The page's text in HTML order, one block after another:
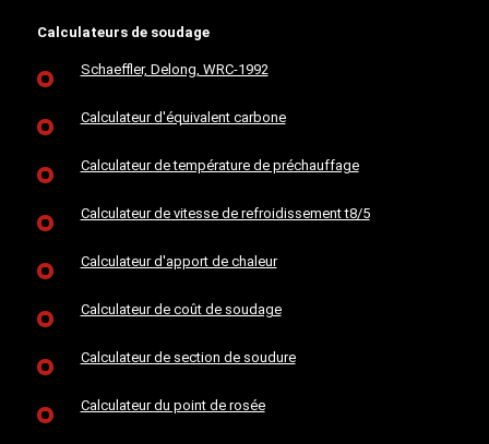
Calculateurs de soudage
Schaeffler, Delong, WRC-1992
Calculateur d'équivalent carbone
Calculateur de température de préchauffage
Calculateur de vitesse de refroidissement t8/5
Calculateur d'apport de chaleur
Calculateur de coût de soudage
Calculateur de section de soudure
Calculateur du point de rosée